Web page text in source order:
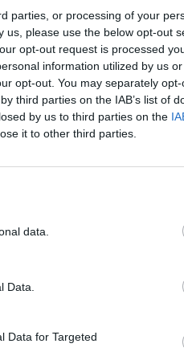
parties, or processing of your
please use the below opt-out
opt-out request is processed
information utilized by us
opt-out. You may separately
third parties on the IAB’s list of
by us to third parties on the
it to other third parties.
data.
Data.
Data for Targeted